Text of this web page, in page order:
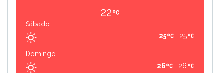
22
Sábado
25
25
Domingo
26
26